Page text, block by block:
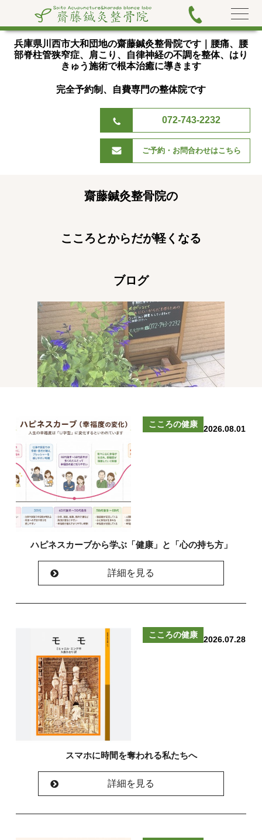
兵庫県川西市大和団地の齋藤鍼灸整骨院です｜腰痛、腰
部脊柱管狭窄症、肩こり、自律神経の不調を整体、はり
きゅう施術で根本治癒に導きます
完全予約制、自費専門の整体院です
072-743-2232
ご予約・お問合わせはこちら
齋藤鍼灸整骨院の
こころとからだが軽くなる
ブログ
こころの健康 2026.08.01
ハピネスカーブから学ぶ「健康」と「心の持ち方」
詳細を見る
こころの健康 2026.07.28
スマホに時間を奪われる私たちへ
詳細を見る